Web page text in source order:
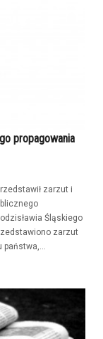
propagowania
zarzut i
Śląskiego
zarzut
państwa,...